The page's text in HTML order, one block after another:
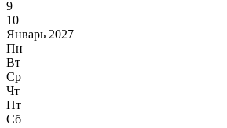
9
10
Январь 2027
Пн
Вт
Ср
Чт
Пт
Сб